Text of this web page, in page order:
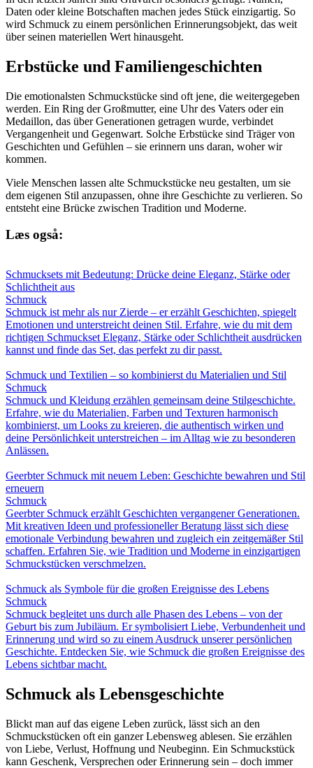
Daten oder kleine Botschaften machen jedes Stück einzigartig. So
wird Schmuck zu einem persönlichen Erinnerungsobjekt, das weit
über seinen materiellen Wert hinausgeht.
Erbstücke und Familiengeschichten
Die emotionalsten Schmuckstücke sind oft jene, die weitergegeben
werden. Ein Ring der Großmutter, eine Uhr des Vaters oder ein
Medaillon, das über Generationen getragen wurde, verbindet
Vergangenheit und Gegenwart. Solche Erbstücke sind Träger von
Geschichten und Gefühlen – sie erinnern uns daran, woher wir
kommen.
Viele Menschen lassen alte Schmuckstücke neu gestalten, um sie
dem eigenen Stil anzupassen, ohne ihre Geschichte zu verlieren. So
entsteht eine Brücke zwischen Tradition und Moderne.
Læs også:
Schmucksets mit Bedeutung: Drücke deine Eleganz, Stärke oder
Schlichtheit aus
Schmuck
Schmuck ist mehr als nur Zierde – er erzählt Geschichten, spiegelt
Emotionen und unterstreicht deinen Stil. Erfahre, wie du mit dem
richtigen Schmuckset Eleganz, Stärke oder Schlichtheit ausdrücken
kannst und finde das Set, das perfekt zu dir passt.
Schmuck und Textilien – so kombinierst du Materialien und Stil
Schmuck
Schmuck und Kleidung erzählen gemeinsam deine Stilgeschichte.
Erfahre, wie du Materialien, Farben und Texturen harmonisch
kombinierst, um Looks zu kreieren, die authentisch wirken und
deine Persönlichkeit unterstreichen – im Alltag wie zu besonderen
Anlässen.
Geerbter Schmuck mit neuem Leben: Geschichte bewahren und Stil
erneuern
Schmuck
Geerbter Schmuck erzählt Geschichten vergangener Generationen.
Mit kreativen Ideen und professioneller Beratung lässt sich diese
emotionale Verbindung bewahren und zugleich ein zeitgemäßer Stil
schaffen. Erfahren Sie, wie Tradition und Moderne in einzigartigen
Schmuckstücken verschmelzen.
Schmuck als Symbole für die großen Ereignisse des Lebens
Schmuck
Schmuck begleitet uns durch alle Phasen des Lebens – von der
Geburt bis zum Jubiläum. Er symbolisiert Liebe, Verbundenheit und
Erinnerung und wird so zu einem Ausdruck unserer persönlichen
Geschichte. Entdecken Sie, wie Schmuck die großen Ereignisse des
Lebens sichtbar macht.
Schmuck als Lebensgeschichte
Blickt man auf das eigene Leben zurück, lässt sich an den
Schmuckstücken oft ein ganzer Lebensweg ablesen. Sie erzählen
von Liebe, Verlust, Hoffnung und Neubeginn. Ein Schmuckstück
kann Geschenk, Versprechen oder Erinnerung sein – doch immer